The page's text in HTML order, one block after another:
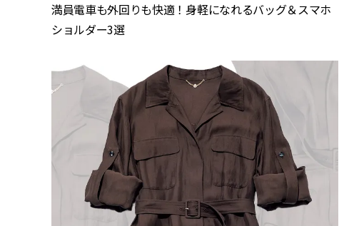
満員電車も外回りも快適！身軽になれるバッグ＆スマホ
ショルダー3選